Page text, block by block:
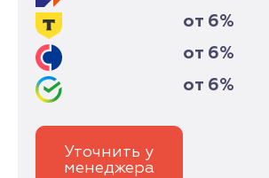
от 6%
от 6%
от 6%
Уточнить у
менеджера